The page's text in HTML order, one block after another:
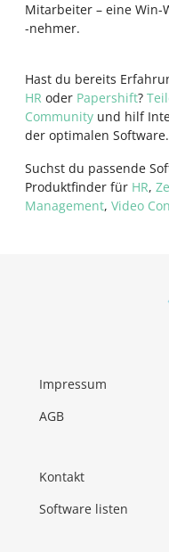
Mitarbeiter – eine
-nehmer.
Hast du bereits
HR oder Papershift?
Community und hilf
der optimalen Software.
Suchst du passende
Produktfinder für HR,
Management, Video
Impressum
AGB
Kontakt
Software listen